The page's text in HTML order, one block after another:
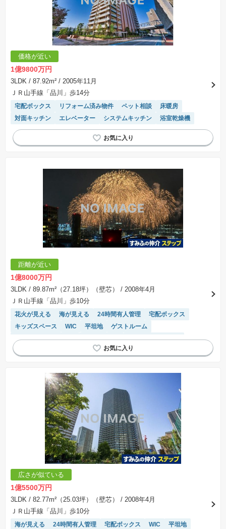
価格が近い
1億9800万円
3LDK / 87.92m² / 2005年11月
ＪＲ山手線「品川」歩14分
宅配ボックス リフォーム済み物件 ペット相談
床暖房
対面キッチン
エレベーター システムキッチン 浴室乾燥機
距離が近い
1億8000万円
3LDK / 89.87m²（27.18坪）（壁芯）
/ 2008年4月
ＪＲ山手線「品川」歩10分
花火が見える 海が見える 24時間有人管理
宅配ボックス
キッズスペース
WIC 平坦地
ゲストルーム
２４時間ゴミ捨て可能
閑静な住宅地
駐車場(普通車)あり
駐輪場・バイク置き場
温水洗浄便座
ディスポーザー
モニター付きインターホン
広さが似ている
1億5500万円
3LDK / 82.77m²（25.03坪）（壁芯）
/ 2008年4月
ＪＲ山手線「品川」歩10分
海が見える 24時間有人管理 宅配ボックス WIC 平坦地